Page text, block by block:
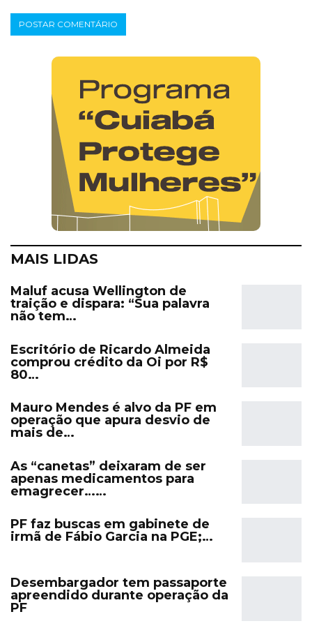
MAIS LIDAS
Maluf acusa Wellington de
traição e dispara: “Sua palavra
não tem…
Escritório de Ricardo Almeida
comprou crédito da Oi por R$
80…
Mauro Mendes é alvo da PF em
operação que apura desvio de
mais de…
As “canetas” deixaram de ser
apenas medicamentos para
emagrecer……
PF faz buscas em gabinete de
irmã de Fábio Garcia na PGE;…
Desembargador tem passaporte
apreendido durante operação da
PF